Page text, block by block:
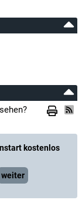
kostenlos
weiter